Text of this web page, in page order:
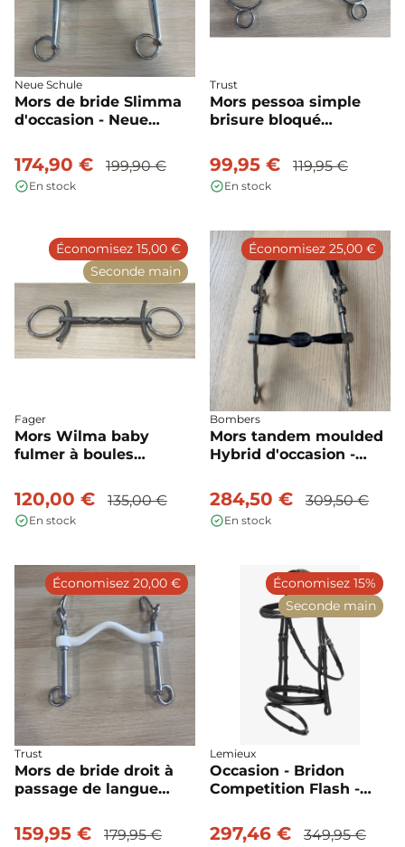
Neue Schule
Mors de bride Slimma
d'occasion - Neue
174,90 € 199,90 €
En stock
Trust
Mors pessoa simple
brisure bloqué
99,95 € 119,95 €
En stock
Fager
Mors Wilma baby
fulmer à boules
120,00 € 135,00 €
En stock
Économisez 15,00 €
Seconde main
Bombers
Mors tandem moulded
Hybrid d'occasion -
284,50 € 309,50 €
En stock
Économisez 25,00 €
Trust
Mors de bride droit à
passage de langue
d'occasion - Trust
159,95 € 179,95 €
Économisez 20,00 €
Lemieux
Occasion - Bridon
Competition Flash -
297,46 € 349,95 €
Économisez 15%
Seconde main